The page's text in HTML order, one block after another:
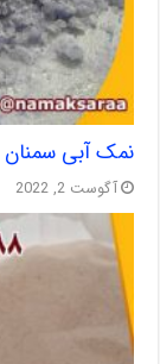
نمک آبی سمنان
آگوست 2, 2022